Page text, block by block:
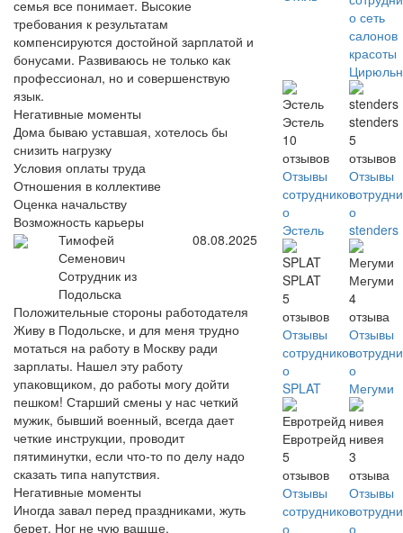
семья все понимает. Высокие
требования к результатам
компенсируются достойной зарплатой и
бонусами. Развиваюсь не только как
профессионал, но и совершенствую
язык.
Негативные моменты
Дома бываю уставшая, хотелось бы
снизить нагрузку
Условия оплаты труда
Отношения в коллективе
Оценка начальству
Возможность карьеры
Тимофей
Семенович
Сотрудник из
Подольска
08.08.2025
Положительные стороны работодателя
Живу в Подольске, и для меня трудно
мотаться на работу в Москву ради
зарплаты. Нашел эту работу
упаковщиком, до работы могу дойти
пешком! Старший смены у нас четкий
мужик, бывший военный, всегда дает
четкие инструкции, проводит
пятиминутки, если что-то по делу надо
сказать типа напутствия.
Негативные моменты
Иногда завал перед праздниками, жуть
берет. Ног не чую ващще.
о сеть
салонов
красоты
Эстель
10
отзывов
Отзывы
сотрудников
о
Эстель
stenders
5
отзывов
Отзывы
о
stenders
SPLAT
5
отзывов
Отзывы
сотрудников
о
SPLAT
Мегуми
4
отзыва
Отзывы
о
Мегуми
Евротрейд
5
отзывов
Отзывы
сотрудников
о
нивея
3
отзыва
Отзывы
о